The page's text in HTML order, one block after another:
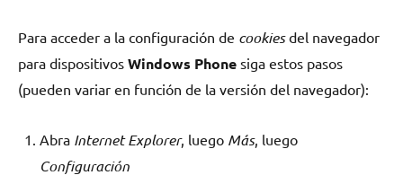
Para acceder a la configuración de cookiesdel navegador
para dispositivos Windows Phone siga estos pasos
(pueden variar en función de la versión del navegador):
Abra Internet Explorer, luego Más, luego
Configuración